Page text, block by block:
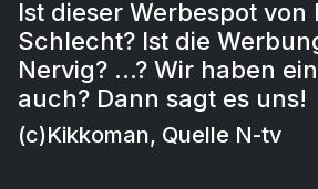
Ist dieser Werbespot von
Schlecht? Ist die
Nervig? …? Wir haben
auch? Dann sagt es uns!
(c)Kikkoman, Quelle N-tv